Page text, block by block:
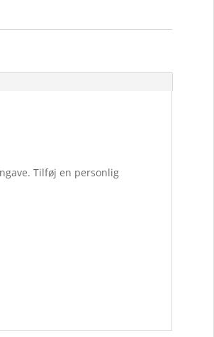
Tilføj en personlig